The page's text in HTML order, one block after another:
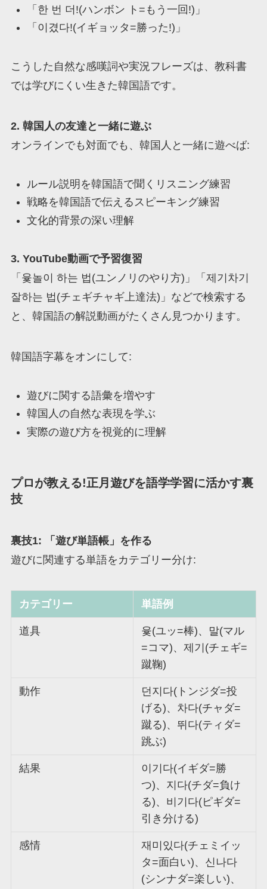
「한 번 더!(ハンボン ト=もう一回!)」
「이겼다!(イギョッタ=勝った!)」
こうした自然な感嘆詞や実況フレーズは、教科書
では学びにくい生きた韓国語です。
2. 韓国人の友達と一緒に遊ぶ
オンラインでも対面でも、韓国人と一緒に遊べば:
ルール説明を韓国語で聞くリスニング練習
戦略を韓国語で伝えるスピーキング練習
文化的背景の深い理解
3. YouTube動画で予習復習
「윷놀이 하는 법(ユンノリのやり方)」「제기차기
잘하는 법(チェギチャギ上達法)」などで検索する
と、韓国語の解説動画がたくさん見つかります。
韓国語字幕をオンにして:
遊びに関する語彙を増やす
韓国人の自然な表現を学ぶ
実際の遊び方を視覚的に理解
プロが教える!正月遊びを語学学習に活かす裏
技
裏技1: 「遊び単語帳」を作る
遊びに関連する単語をカテゴリー分け:
カテゴリー 単語例
道具
윷(ユッ=棒)、말(マル
=コマ)、제기(チェギ=
蹴鞠)
動作
던지다(トンジダ=投
げる)、차다(チャダ=
蹴る)、뛰다(ティダ=
跳ぶ)
結果
이기다(イギダ=勝
つ)、지다(チダ=負け
る)、비기다(ピギダ=
引き分ける)
感情
재미있다(チェミイッ
タ=面白い)、신나다
(シンナダ=楽しい)、